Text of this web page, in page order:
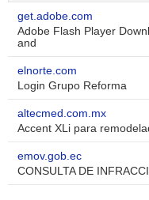
get.adobe.com
Adobe Flash Player
and
elnorte.com
Login Grupo Reforma
altecmed.com.mx
Accent XLi para
emov.gob.ec
CONSULTA DE